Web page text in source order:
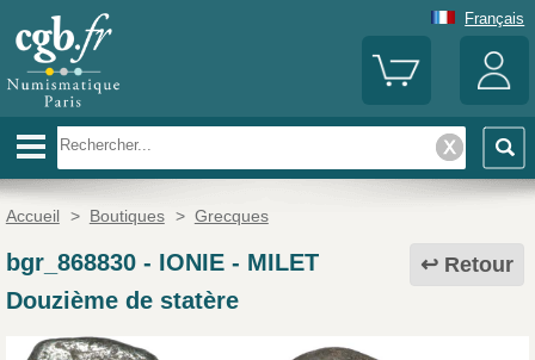
Français
Accueil > Boutiques > Grecques
Retour
bgr_868830- IONIE - MILET
Douzième de statère